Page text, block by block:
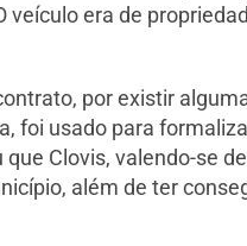
era de
por existir
foi usado para
Clovis, valendo-se
além de ter